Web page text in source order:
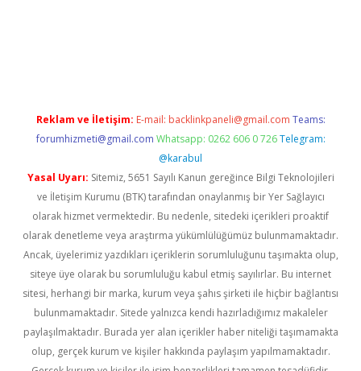
Reklam ve İletişim: E-mail: backlinkpaneli@gmail.com Teams:
forumhizmeti@gmail.com Whatsapp: 0262 606 0 726 Telegram:
@karabul
Yasal Uyarı: Sitemiz, 5651 Sayılı Kanun gereğince Bilgi Teknolojileri
ve İletişim Kurumu (BTK) tarafından onaylanmış bir Yer Sağlayıcı
olarak hizmet vermektedir. Bu nedenle, sitedeki içerikleri proaktif
olarak denetleme veya araştırma yükümlülüğümüz bulunmamaktadır.
Ancak, üyelerimiz yazdıkları içeriklerin sorumluluğunu taşımakta olup,
siteye üye olarak bu sorumluluğu kabul etmiş sayılırlar. Bu internet
sitesi, herhangi bir marka, kurum veya şahıs şirketi ile hiçbir bağlantısı
bulunmamaktadır. Sitede yalnızca kendi hazırladığımız makaleler
paylaşılmaktadır. Burada yer alan içerikler haber niteliği taşımamakta
olup, gerçek kurum ve kişiler hakkında paylaşım yapılmamaktadır.